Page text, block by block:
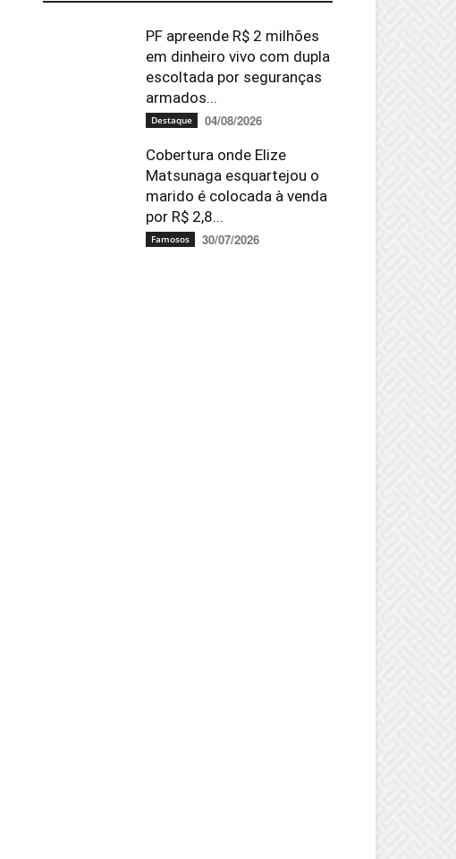
PF apreende R$ 2 milhões
em dinheiro vivo com dupla
escoltada por seguranças
armados...
Destaque 04/08/2026
Cobertura onde Elize
Matsunaga esquartejou o
marido é colocada à venda
por R$ 2,8...
Famosos 30/07/2026